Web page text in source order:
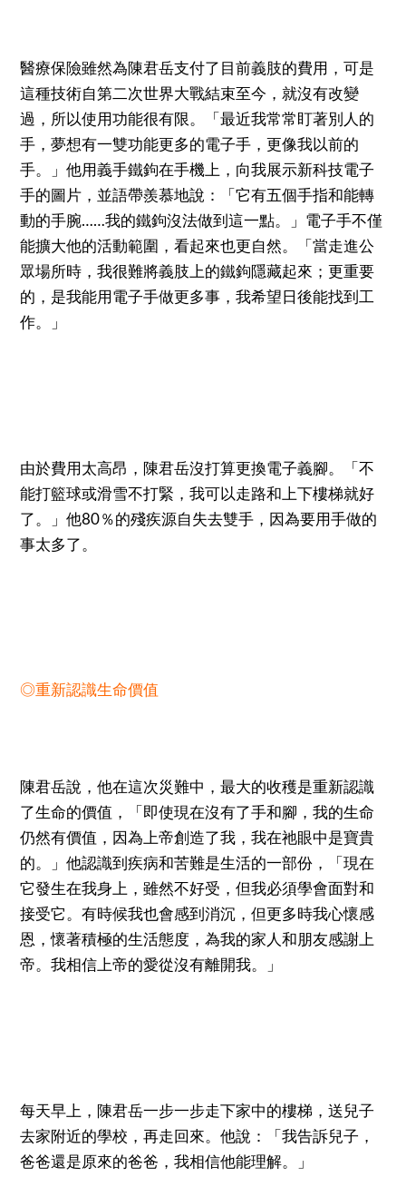
醫療保險雖然為陳君岳支付了目前義肢的費用，可是
這種技術自第二次世界大戰結束至今，就沒有改變
過，所以使用功能很有限。「最近我常常盯著別人的
手，夢想有一雙功能更多的電子手，更像我以前的
手。」他用義手鐵鉤在手機上，向我展示新科技電子
手的圖片，並語帶羨慕地說：「它有五個手指和能轉
動的手腕……我的鐵鉤沒法做到這一點。」電子手不僅
能擴大他的活動範圍，看起來也更自然。「當走進公
眾場所時，我很難將義肢上的鐵鉤隱藏起來；更重要
的，是我能用電子手做更多事，我希望日後能找到工
作。」
由於費用太高昂，陳君岳沒打算更換電子義腳。「不
能打籃球或滑雪不打緊，我可以走路和上下樓梯就好
了。」他80％的殘疾源自失去雙手，因為要用手做的
事太多了。
◎重新認識生命價值
陳君岳說，他在這次災難中，最大的收穫是重新認識
了生命的價值，「即使現在沒有了手和腳，我的生命
仍然有價值，因為上帝創造了我，我在祂眼中是寶貴
的。」他認識到疾病和苦難是生活的一部份，「現在
它發生在我身上，雖然不好受，但我必須學會面對和
接受它。有時候我也會感到消沉，但更多時我心懷感
恩，懷著積極的生活態度，為我的家人和朋友感謝上
帝。我相信上帝的愛從沒有離開我。」
每天早上，陳君岳一步一步走下家中的樓梯，送兒子
去家附近的學校，再走回來。他說：
「我告訴兒子，
爸爸還是原來的爸爸，我相信他能理解。」